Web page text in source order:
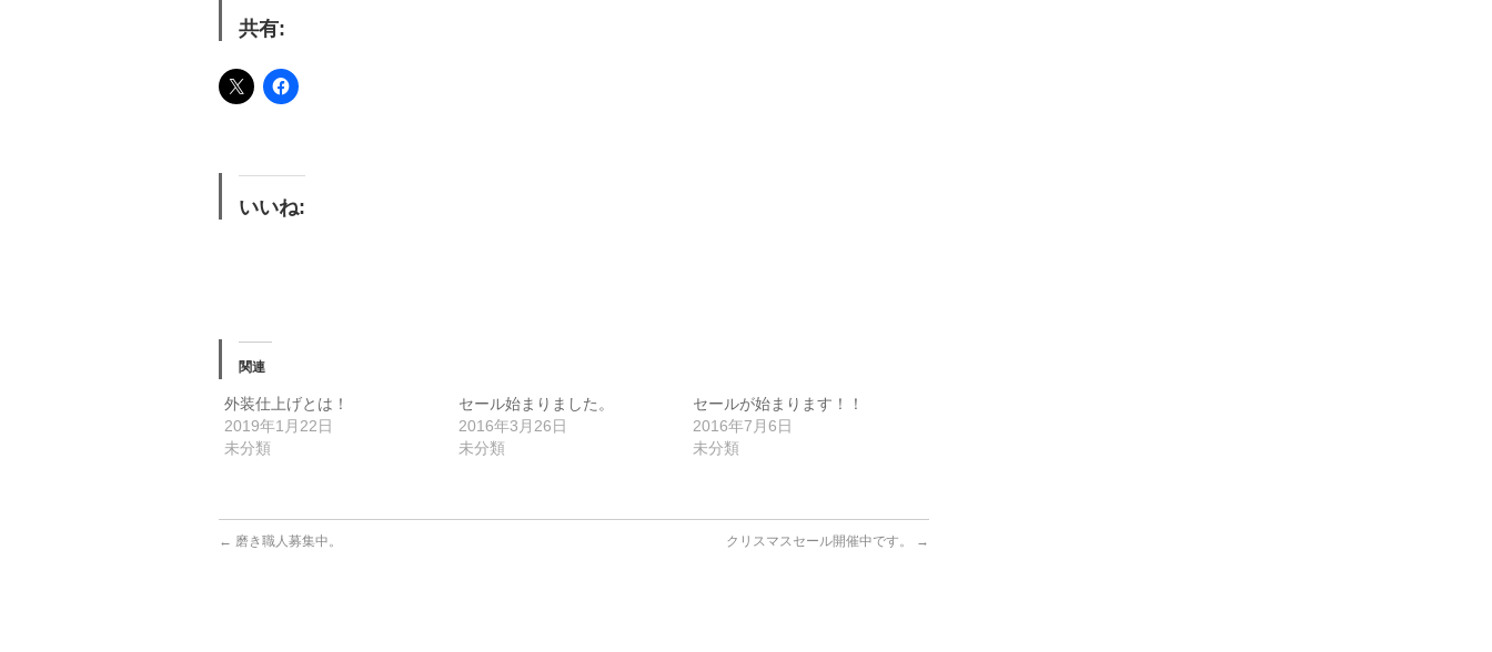
共有:
いいね:
関連
外装仕上げとは！
2019年1月22日
未分類
セール始まりました。
2016年3月26日
未分類
セールが始まります！！
2016年7月6日
未分類
← 磨き職人募集中。 クリスマスセール開催中です。 →